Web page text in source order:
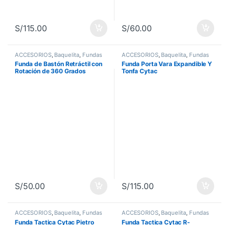
S/115.00 S/60.00
ACCESORIOS, Baquelita Fundas
Funda de Bastón Retráctil con
Rotación de 360 Grados
S/50.00
ACCESORIOS, Baquelita Fundas
Funda Porta Vara Expandible Y
Tonfa Cytac
S/115.00
ACCESORIOS, Baquelita, Fundas
Funda Tactica Cytac Pietro
ACCESORIOS, Baquelita, Fundas
Funda Tactica Cytac R-